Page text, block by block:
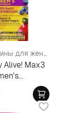
Мультивитамины для женщин
Alive! Max3